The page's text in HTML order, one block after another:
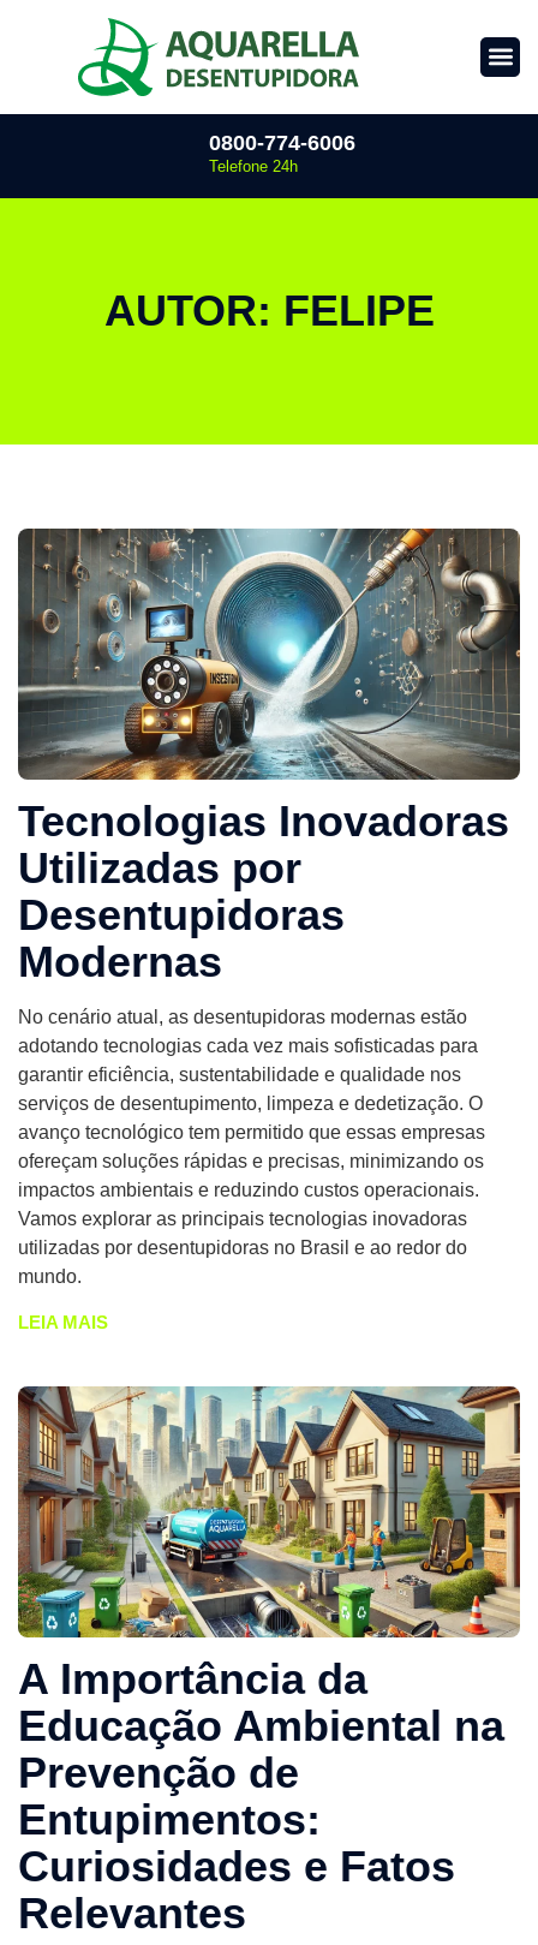
0800-774-6006
Telefone 24h
AUTOR: FELIPE
Tecnologias Inovadoras
Utilizadas por
Desentupidoras
Modernas
No cenário atual, as desentupidoras modernas estão
adotando tecnologias cada vez mais sofisticadas para
garantir eficiência, sustentabilidade e qualidade nos
serviços de desentupimento, limpeza e dedetização. O
avanço tecnológico tem permitido que essas empresas
ofereçam soluções rápidas e precisas, minimizando os
impactos ambientais e reduzindo custos operacionais.
Vamos explorar as principais tecnologias inovadoras
utilizadas por desentupidoras no Brasil e ao redor do
mundo.
LEIA MAIS
A Importância da
Educação Ambiental na
Prevenção de
Entupimentos:
Curiosidades e Fatos
Relevantes